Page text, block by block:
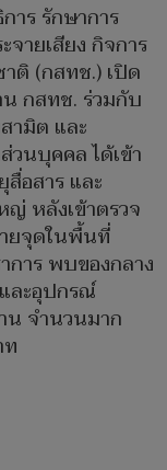
าร รักษาการ
จายเสียง กิจการ
ติ (กสทช.) เปิด
น กสทช. ร่วมกับ
ามิต และ
วนบุคคล ได้เข้า
อสาร และ
หลังเข้าตรวจ
ยจุดในพื้นที่
การ พบของกลาง
ละอุปกรณ์
น จำนวนมาก